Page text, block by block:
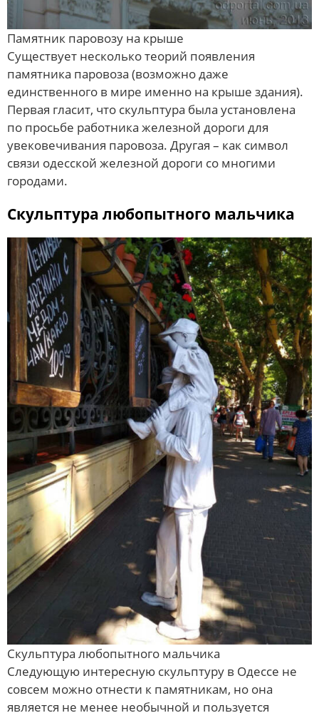
Памятник паровозу на крыше
Существует несколько теорий появления
памятника паровоза (возможно даже
единственного в мире именно на крыше здания).
Первая гласит, что скульптура была установлена
по просьбе работника железной дороги для
увековечивания паровоза. Другая – как символ
связи одесской железной дороги со многими
городами.
Скульптура любопытного мальчика
Скульптура любопытного мальчика
Следующую интересную скульптуру в Одессе не
совсем можно отнести к памятникам, но она
является не менее необычной и пользуется